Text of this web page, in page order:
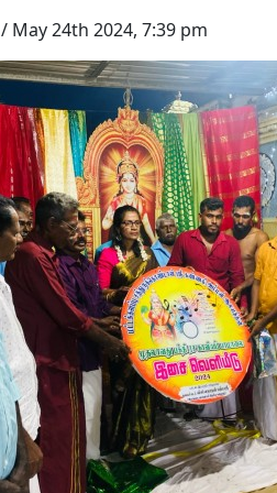
/ May 24th 2024, 7:39 pm